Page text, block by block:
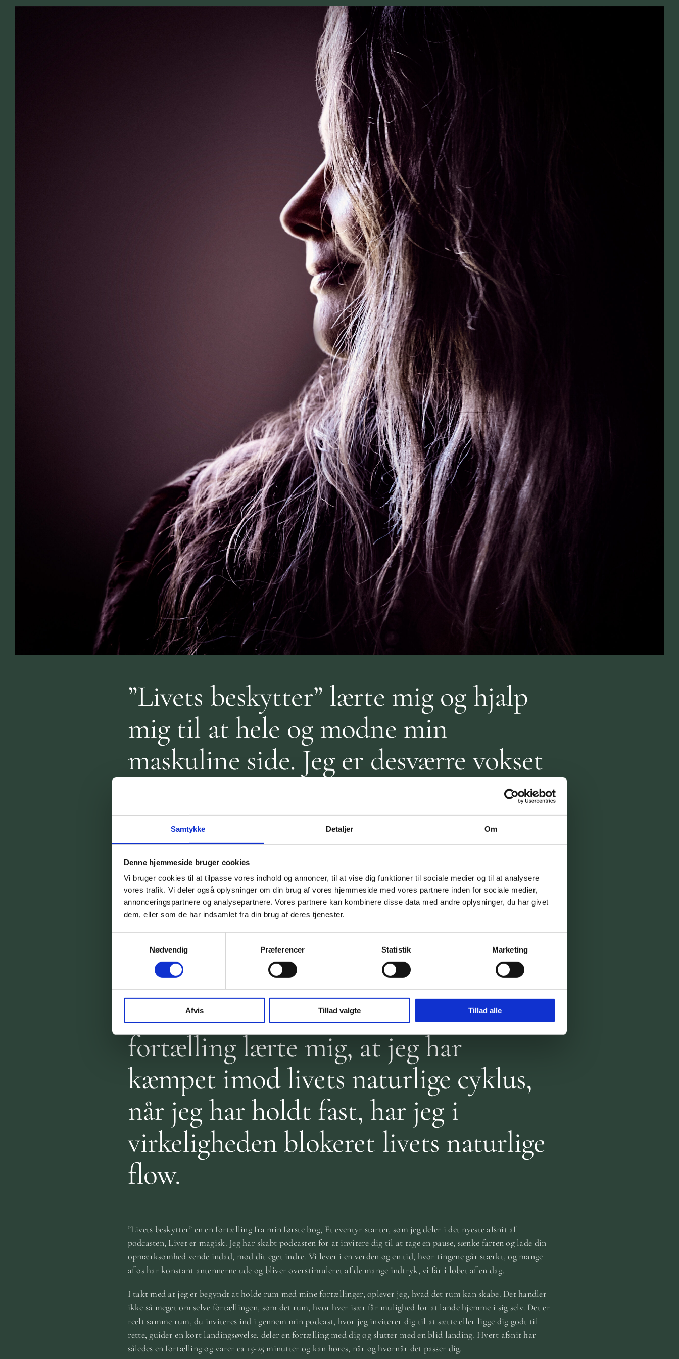
Samtykke Detaljer Om
Denne hjemmeside bruger cookies
Vi bruger cookies til at tilpasse vores indhold og annoncer, til at vise dig funktioner til sociale medier og til at analysere
vores trafik. Vi deler også oplysninger om din brug af vores hjemmeside med vores partnere inden for sociale medier,
annonceringspartnere og analysepartnere. Vores partnere kan kombinere disse data med andre oplysninger, du har givet
dem, eller som de har indsamlet fra din brug af deres tjenester.
Nødvendig
Præferencer Statistik Marketing
Afvis Tillad valgte Tillad alle
”Livets beskytter” lærte mig og hjalp
mig til at hele og modne min
maskuline side. Jeg er desværre vokset
rollemodel og en mor, som var
eneforsørger og forælder. Det lærte
mig, at jeg var nødt til at beskytte mig
selv og kunne stå selv. Det har givet
mig den maskuline styrke, og jeg har
lært at kæmpe for tingene – men jeg
har haft svært ved at slippe. Denne
fortælling lærte mig, at jeg har
kæmpet imod livets naturlige cyklus,
når jeg har holdt fast, har jeg i
virkeligheden blokeret livets naturlige
flow.
”Livets beskytter” en en fortælling fra min første bog, Et eventyr starter, som jeg deler i det nyeste afsnit af
podcasten, Livet er magisk. Jeg har skabt podcasten for at invitere dig til at tage en pause, sænke farten og lade din
opmærksomhed vende indad, mod dit eget indre. Vi lever i en verden og en tid, hvor tingene går stærkt, og mange
af os har konstant antennerne ude og bliver overstimuleret af de mange indtryk, vi får i løbet af en dag.
I takt med at jeg er begyndt at holde rum med mine fortællinger, oplever jeg, hvad det rum kan skabe. Det handler
ikke så meget om selve fortællingen, som det rum, hvor hver især får mulighed for at lande hjemme i sig selv. Det er
reelt samme rum, du inviteres ind i gennem min podcast, hvor jeg inviterer dig til at sætte eller ligge dig godt til
rette, guider en kort landingsøvelse, deler en fortælling med dig og slutter med en blid landing. Hvert afsnit har
således en fortælling og varer ca 15-25 minutter og kan høres, når og hvornår det passer dig.